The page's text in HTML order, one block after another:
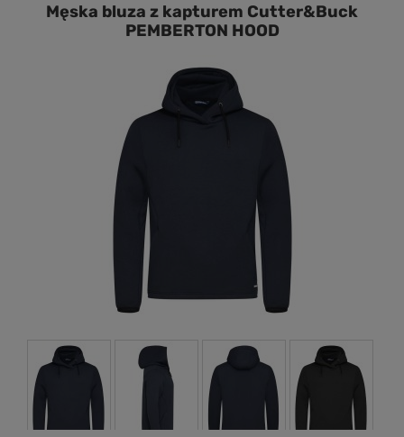
Męska bluza z kapturem Cutter&Buck
PEMBERTON HOOD